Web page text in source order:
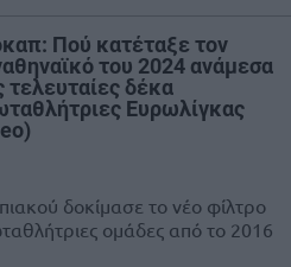
Πού κατέταξε τον
του 2024 ανάμεσα
τελευταίες δέκα
Ευρωλίγκας
δοκίμασε το νέο φίλτρο
ομάδες από το 2016